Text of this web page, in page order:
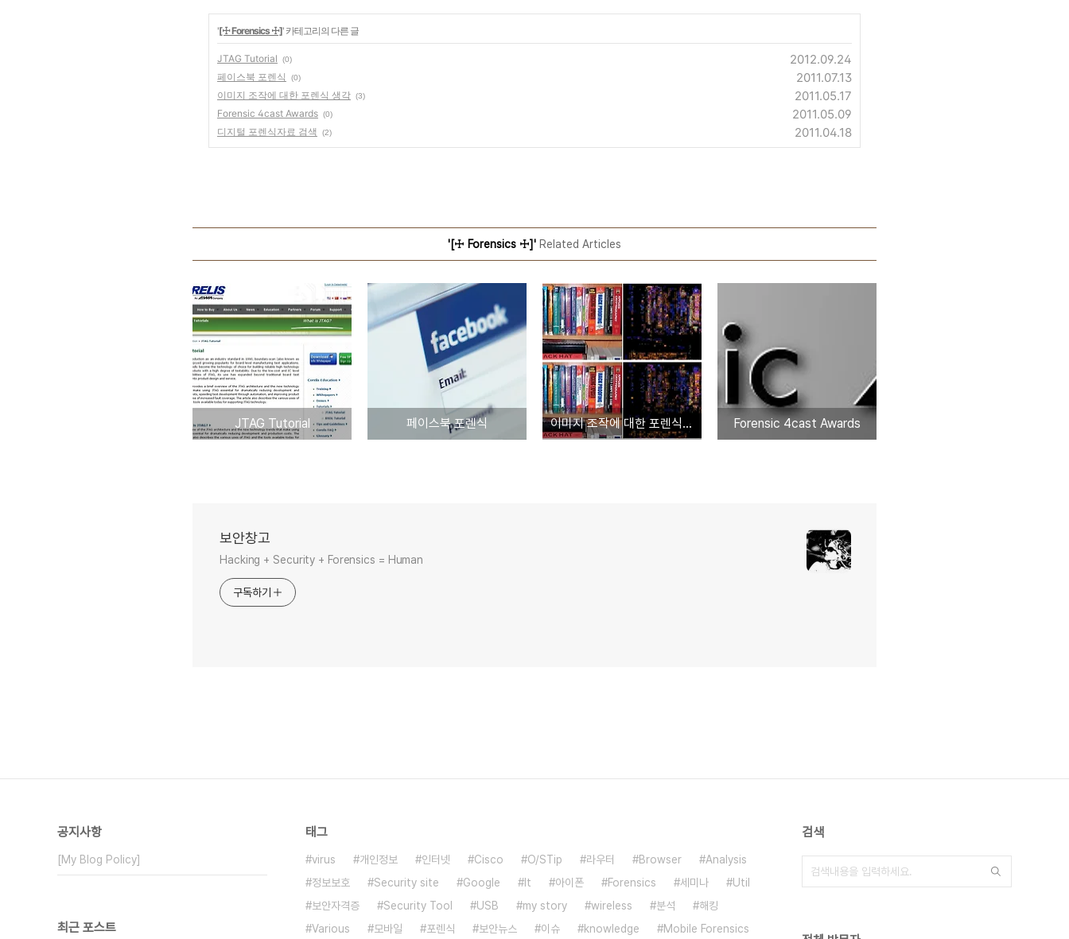
'[☩ Forensics ☩]' 카테고리의 다른 글
JTAG Tutorial (0) 2012.09.24
페이스북 포렌식 (0) 2011.07.13
이미지 조작에 대한 포렌식 생각 (3) 2011.05.17
Forensic 4cast Awards (0) 2011.05.09
디지털 포렌식자료 검색 (2) 2011.04.18
'[☩ Forensics ☩]' Related Articles
JTAG Tutorial 페이스북 포렌식 이미지 조작에 대한 포렌식 생각 Forensic 4cast Awards
보안창고
Hacking + Security + Forensics = Human
구독하기
공지사항
[My Blog Policy]
최근 포스트
태그
virus 개인정보 인터넷 Cisco O/STip 라우터 Browser
Analysis
정보보호
Security site Google It 아이폰 Forensics 세미나
Util
보안자격증
Security Tool USB my story wireless 분석
해킹
Various
모바일 포렌식 보안뉴스 이슈 knowledge Mobile Forensics
검색